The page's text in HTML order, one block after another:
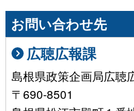
お問い合わせ先
広聴広報課
島根県政策企画局広聴
〒690-8501